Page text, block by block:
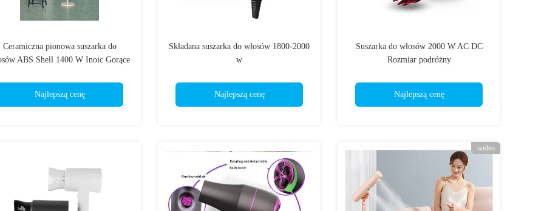
Ceramiczna pionowa suszarka do
ABS Shell 1400 W Inoic Gorące
Najlepszą cenę
Składana suszarka do włosów 1800-2000
w
Najlepszą cenę
Suszarka do włosów 2000 W AC DC
Rozmiar podróżny
Najlepszą cenę
wideo